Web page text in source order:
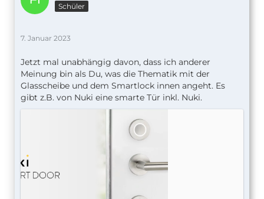
Schüler
7. Januar 2023
Jetzt mal unabhängig davon, dass ich anderer
Meinung bin als Du, was die Thematik mit der
Glasscheibe und dem Smartlock innen angeht. Es
gibt z.B. von Nuki eine smarte Tür inkl. Nuki.